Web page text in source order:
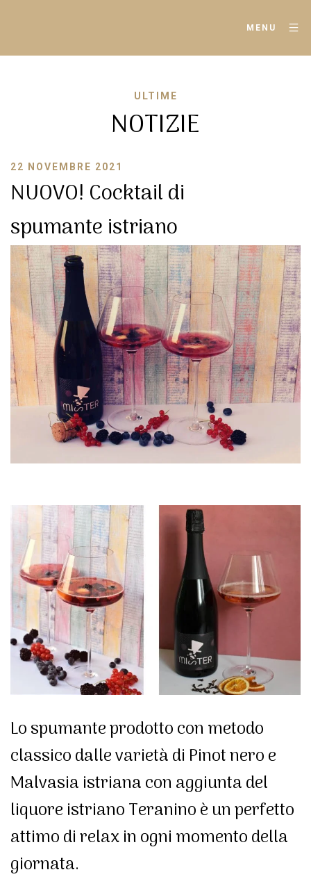
MENU
ULTIME
NOTIZIE
22 NOVEMBRE 2021
NUOVO! Cocktail di
spumante istriano
Lo spumante prodotto con metodo
classico dalle varietà di Pinot nero e
Malvasia istriana con aggiunta del
liquore istriano Teranino è un perfetto
attimo di relax in ogni momento della
giornata.